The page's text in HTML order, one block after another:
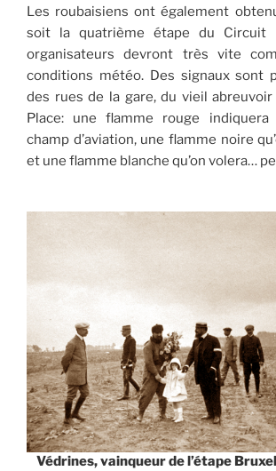
Les roubaisiens ont également
soit la quatrième étape du Circuit
organisateurs devront très vite
conditions météo. Des signaux sont
des rues de la gare, du vieil
Place: une flamme rouge indiquera
champ d’aviation, une flamme noire
et une flamme blanche qu’on volera…
Védrines, vainqueur de l’étape